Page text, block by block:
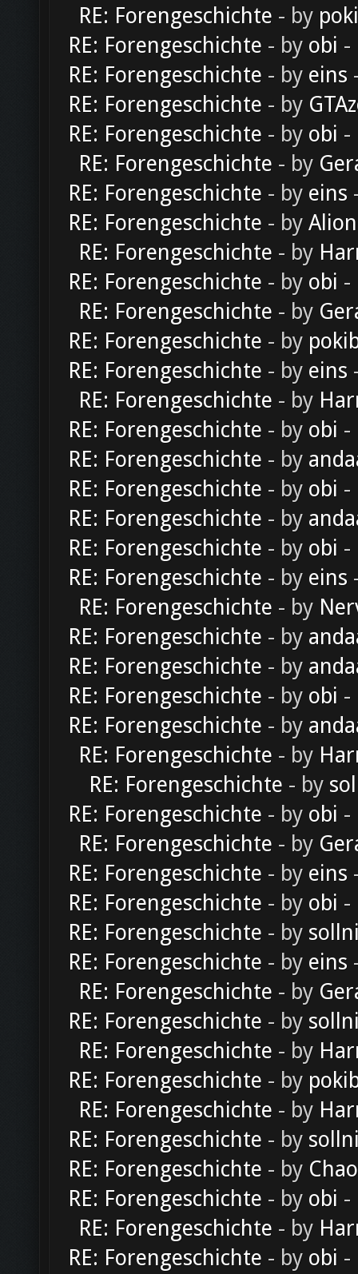
RE: Forengeschichte - by
RE: Forengeschichte - by obi -
RE: Forengeschichte - by eins
RE: Forengeschichte - by
RE: Forengeschichte - by obi -
RE: Forengeschichte - by
RE: Forengeschichte - by eins
RE: Forengeschichte - by Alion
RE: Forengeschichte - by
RE: Forengeschichte - by obi -
RE: Forengeschichte - by
RE: Forengeschichte - by
RE: Forengeschichte - by eins
RE: Forengeschichte - by
RE: Forengeschichte - by obi -
RE: Forengeschichte - by
RE: Forengeschichte - by obi -
RE: Forengeschichte - by
RE: Forengeschichte - by obi -
RE: Forengeschichte - by eins
RE: Forengeschichte - by
RE: Forengeschichte - by
RE: Forengeschichte - by
RE: Forengeschichte - by obi -
RE: Forengeschichte - by
RE: Forengeschichte - by
RE: Forengeschichte - by
RE: Forengeschichte - by obi -
RE: Forengeschichte - by
RE: Forengeschichte - by eins
RE: Forengeschichte - by obi -
RE: Forengeschichte - by
RE: Forengeschichte - by eins
RE: Forengeschichte - by
RE: Forengeschichte - by
RE: Forengeschichte - by
RE: Forengeschichte - by
RE: Forengeschichte - by
RE: Forengeschichte - by
RE: Forengeschichte - by
RE: Forengeschichte - by obi -
RE: Forengeschichte - by
RE: Forengeschichte - by obi -